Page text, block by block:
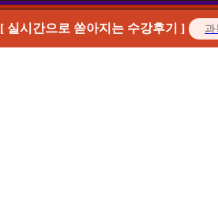
[ 실시간으로 쏟아지는 수강후기 ]